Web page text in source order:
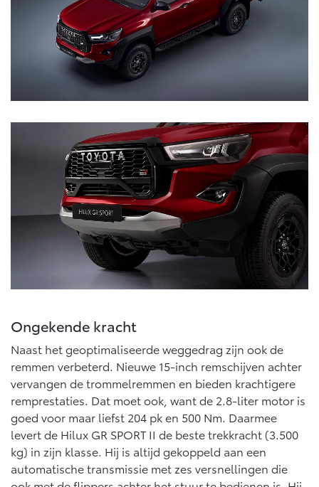
Vanaf € 37.500,- Vanaf € 55.950,-
Proace Max (excl. BTW)
OOK ALS BATTERIJ-
Vanaf € 46.301,-
Hilux (excl. BTW)
Vanaf € 56.570,-
Land Cruiser (excl. BTW)
Ongekende kracht
Naast het geoptimaliseerde weggedrag zijn ook de
remmen verbeterd. Nieuwe 15-inch remschijven achter
vervangen de trommelremmen en bieden krachtigere
remprestaties. Dat moet ook, want de 2.8-liter motor is
goed voor maar liefst 204 pk en 500 Nm. Daarmee
levert de Hilux GR SPORT II de beste trekkracht (3.500
kg) in zijn klasse. Hij is altijd gekoppeld aan een
automatische transmissie met zes versnellingen die